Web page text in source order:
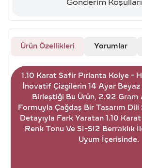
Gönderim Koşulları
Ürün Özellikleri Yorumlar
1.10 Karat Safir Pırlanta Kolye -
İnovatif Çizgilerin 14 Ayar
Birleştiği Bu Ürün, 2.92 Gram
Formuyla Çağdaş Bir Tasarım Dili
Detayıyla Fark Yaratan 1.10
Renk Tonu Ve SI-SI2 Berraklık
Uyum İçerisinde.